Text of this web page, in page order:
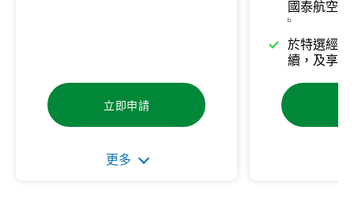
立即申請
更多
國泰航空
b
於特選經
續，及享